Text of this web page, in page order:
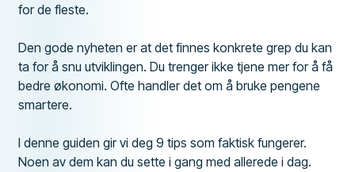
for de fleste.
Den gode nyheten er at det finnes konkrete grep du kan
ta for å snu utviklingen. Du trenger ikke tjene mer for å få
bedre økonomi. Ofte handler det om å bruke pengene
smartere.
I denne guiden gir vi deg 9 tips som faktisk fungerer.
Noen av dem kan du sette i gang med allerede i dag.